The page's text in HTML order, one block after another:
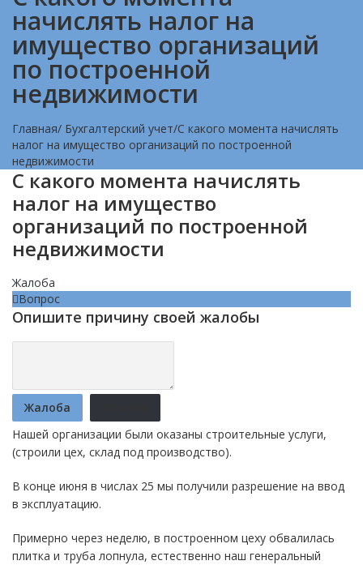
начислять налог на
имущество организаций
по построенной
недвижимости
Главная/ Бухгалтерский учет/С какого момента начислять
налог на имущество организаций по построенной
недвижимости
С какого момента начислять
налог на имущество
организаций по построенной
недвижимости
Жалоба
Вопрос
Опишите причину своей жалобы
Жалоба
Нашей организации были оказаны строительные услуги,
(строили цех, склад под производство).
В конце июня в числах 25 мы получили разрешение на ввод
в эксплуатацию.
Примерно через неделю, в построенном цеху обвалилась
плитка и труба лопнула, естественно наш генеральный